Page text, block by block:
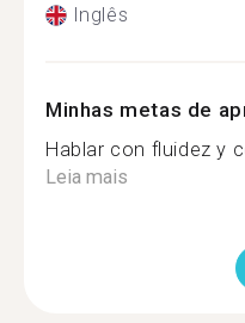
Inglês
Minhas metas de
Hablar con fluidez y
Leia mais